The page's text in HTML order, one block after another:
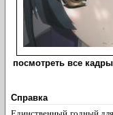
посмотреть все
Справка